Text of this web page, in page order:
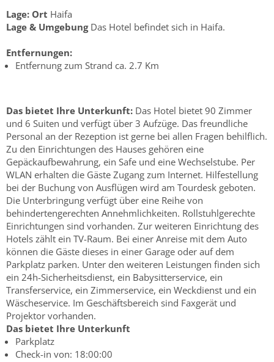
Lage: Ort Haifa
Lage & UmgebungDas Hotel befindet sich in Haifa.
Entfernungen:
Entfernung zum Strand ca. 2.7 Km
Das bietet Ihre Unterkunft: Das Hotel bietet 90 Zimmer
und 6 Suiten und verfügt über 3 Aufzüge. Das freundliche
Personal an der Rezeption ist gerne bei allen Fragen behilflich.
Zu den Einrichtungen des Hauses gehören eine
Gepäckaufbewahrung, ein Safe und eine Wechselstube. Per
WLAN erhalten die Gäste Zugang zum Internet. Hilfestellung
bei der Buchung von Ausflügen wird am Tourdesk geboten.
Die Unterbringung verfügt über eine Reihe von
behindertengerechten Annehmlichkeiten. Rollstuhlgerechte
Einrichtungen sind vorhanden. Zur weiteren Einrichtung des
Hotels zählt ein TV-Raum. Bei einer Anreise mit dem Auto
können die Gäste dieses in einer Garage oder auf dem
Parkplatz parken. Unter den weiteren Leistungen finden sich
ein 24h-Sicherheitsdienst, ein Babysitterservice, ein
Transferservice, ein Zimmerservice, ein Weckdienst und ein
Wäscheservice. Im Geschäftsbereich sind Faxgerät und
Projektor vorhanden.
Das bietet Ihre Unterkunft
Parkplatz
Check-in von: 18:00:00